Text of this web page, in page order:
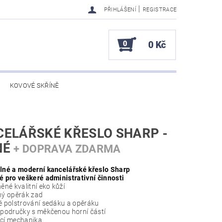
PŘIHLÁŠENÍ | REGISTRACE
0 0 Kč
KOVOVÉ SKŘÍNĚ
KŘESLO SHARP -
+ DOPRAVA ZDARMA
a moderní kancelářské křeslo Sharp
pro veškeré administrativní činnosti
kvalitní eko kůží
opěrák zad
polstrování sedáku a opěráku
s měkčenou horní částí
mechanika